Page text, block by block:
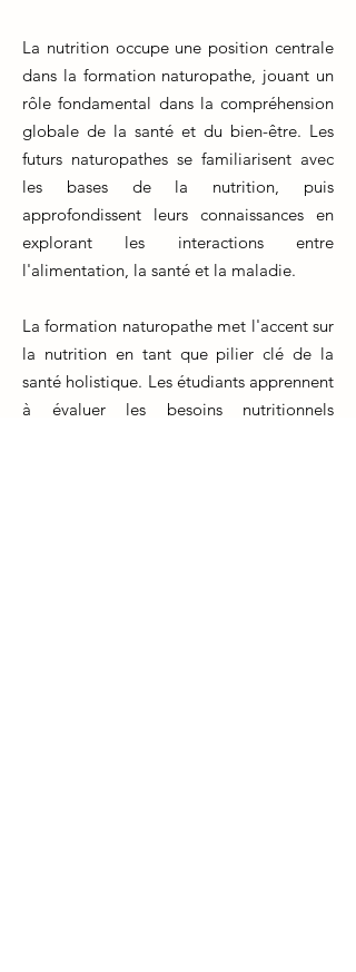
La nutrition occupe une position centrale
dans la formation naturopathe, jouant un
rôle fondamental dans la compréhension
globale de la santé et du bien-être. Les
futurs naturopathes se familiarisent avec
les bases de la nutrition, puis
approfondissent leurs connaissances en
explorant les interactions entre
l'alimentation, la santé et la maladie.
La formation naturopathe met l'accent sur
la nutrition en tant que pilier clé de la
santé holistique. Les étudiants apprennent
à évaluer les besoins nutritionnels